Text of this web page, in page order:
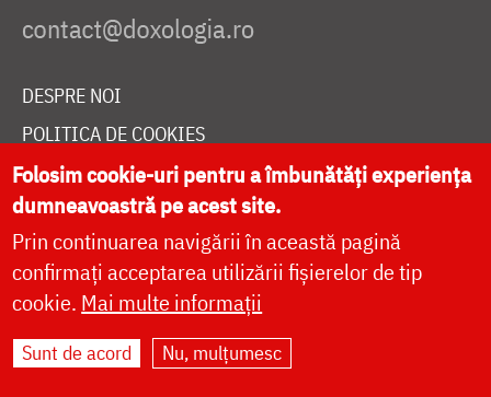
DESPRE NOI
POLITICA DE COOKIES
DONEAZĂ ONLINE PENTRU CATEDRALA NAȚIONALĂ
LIVE
Site dezvoltat deDOXOLOGIA MEDIA
Folosim cookie-uri pentru a îmbunătăți experiența
dumneavoastră pe acest site.
Prin continuarea navigării în această pagină
confirmați acceptarea utilizării fișierelor de tip
cookie. Mai multe informații
Sunt de acord Nu, mulțumesc